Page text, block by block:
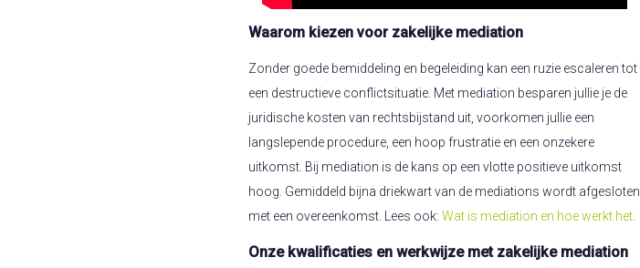
Waarom kiezen voor zakelijke mediation
Zonder goede bemiddeling en begeleiding kan een ruzie escaleren tot
een destructieve conflictsituatie. Met mediation besparen jullie je de
juridische kosten van rechtsbijstand uit, voorkomen jullie een
langslepende procedure, een hoop frustratie en een onzekere
uitkomst. Bij mediation is de kans op een vlotte positieve uitkomst
hoog. Gemiddeld bijna driekwart van de mediations wordt afgesloten
met een overeenkomst. Lees ook: Wat is mediation en hoe werkt het
Onze kwalificaties en werkwijze met zakelijke mediation